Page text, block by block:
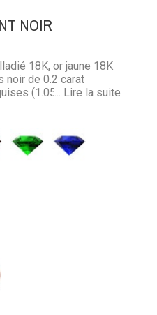
NOIR
18K, or jaune 18K
noir de 0.2 carat
(1.05 carats) ou 7
7 émeraudes
7 saphirs marquises
... Lire la suite
Emeraude
Saphir
bleu